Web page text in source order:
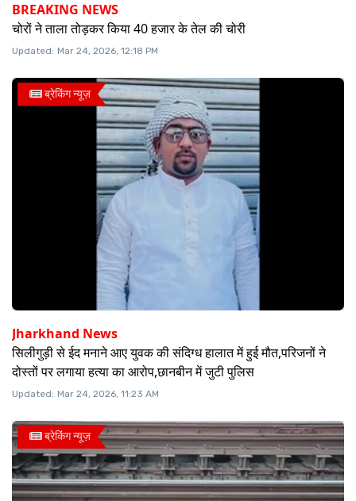
BREAKING NEWS
चोरों ने ताला तोड़कर किया 40 हजार के तेल की चोरी
Updated: Mar 24, 2026, 12:18 PM
ब्रेकिंग न्यूज़
Jharkhand News
सिलीगुड़ी से ईद मनाने आए युवक की संदिग्ध हालात में हुई मौत,परिजनों ने
दोस्तों पर लगाया हत्या का आरोप,छानबीन में जुटी पुलिस
Updated: Mar 24, 2026, 11:23 AM
ब्रेकिंग न्यूज़